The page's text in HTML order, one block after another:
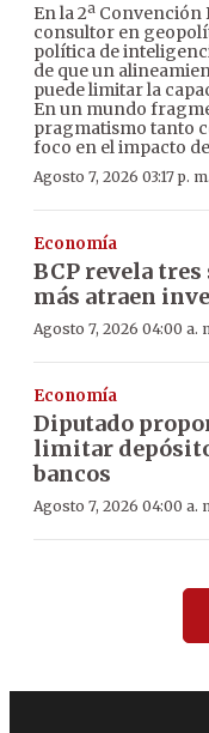
En la 2ª Convención
consultor en
política de
de que un
puede limitar la
En un mundo
pragmatismo tanto
foco en el impacto
Agosto 7, 2026 03:17 p. m.
Economía
BCP revela tres
más atraen
Agosto 7, 2026 04:00 a.
Economía
Diputado
limitar
bancos
Agosto 7, 2026 04:00 a.